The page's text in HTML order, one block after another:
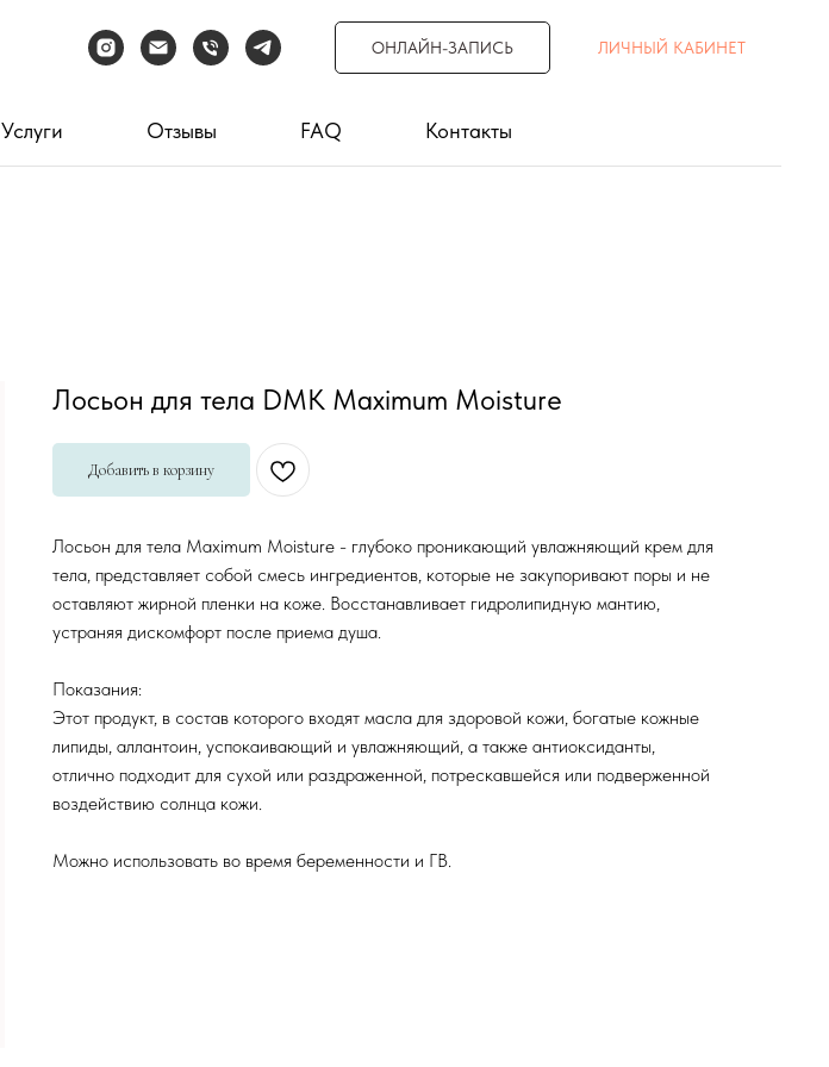
ОНЛАЙН-ЗАПИСЬ ЛИЧНЫЙ КАБИНЕТ
Услуги Отзывы FAQ Контакты
Лосьон для тела DMK Maximum Moisture
Добавить в корзину
Лосьон для тела Maximum Moisture - глубоко проникающий увлажняющий крем для
тела, представляет собой смесь ингредиентов, которые не закупоривают поры и не
оставляют жирной пленки на коже. Восстанавливает гидролипидную мантию,
устраняя дискомфорт после приема душа.
Показания:
Этот продукт, в состав которого входят масла для здоровой кожи, богатые кожные
липиды, аллантоин, успокаивающий и увлажняющий, а также антиоксиданты,
отлично подходит для сухой или раздраженной, потрескавшейся или подверженной
воздействию солнца кожи.
Можно использовать во время беременности и ГВ.